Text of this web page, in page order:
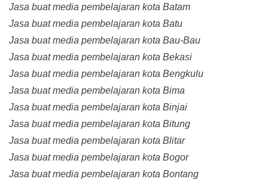
Jasa buat media pembelajaran kota Batam
Jasa buat media pembelajaran kota Batu
Jasa buat media pembelajaran kota Bau-Bau
Jasa buat media pembelajaran kota Bekasi
Jasa buat media pembelajaran kota Bengkulu
Jasa buat media pembelajaran kota Bima
Jasa buat media pembelajaran kota Binjai
Jasa buat media pembelajaran kota Bitung
Jasa buat media pembelajaran kota Blitar
Jasa buat media pembelajaran kota Bogor
Jasa buat media pembelajaran kota Bontang